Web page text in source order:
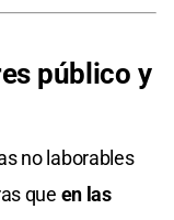
público y
no laborables
que en las